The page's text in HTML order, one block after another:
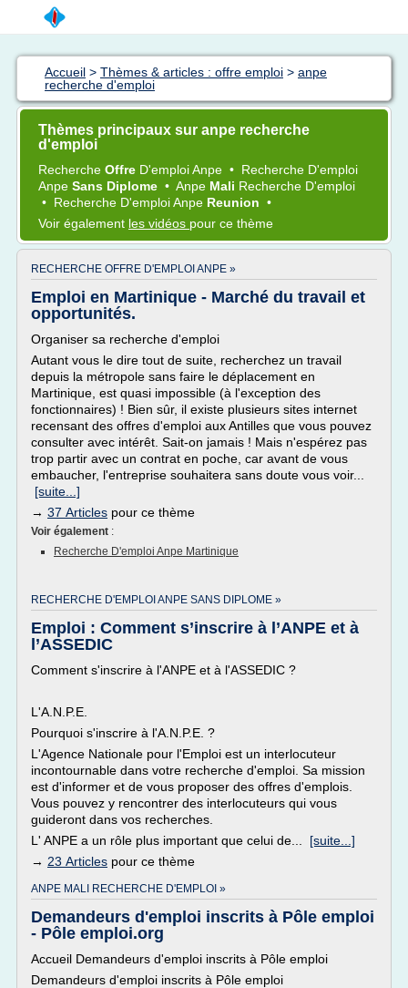
Accueil > Thèmes & articles : offre emploi > anpe
recherche d'emploi
Thèmes principaux sur anpe recherche
d'emploi
Recherche Offre D'emploi Anpe • Recherche D'emploi
Anpe Sans Diplome • Anpe Mali Recherche D'emploi
• Recherche D'emploi Anpe Reunion •
Voir également les vidéos pour ce thème
RECHERCHE OFFRE D'EMPLOI ANPE »
Emploi en Martinique - Marché du travail et
opportunités.
Organiser sa recherche d'emploi
Autant vous le dire tout de suite, recherchez un travail
depuis la métropole sans faire le déplacement en
Martinique, est quasi impossible (à l'exception des
fonctionnaires) ! Bien sûr, il existe plusieurs sites internet
recensant des offres d'emploi aux Antilles que vous pouvez
consulter avec intérêt. Sait-on jamais ! Mais n'espérez pas
trop partir avec un contrat en poche, car avant de vous
embaucher, l'entreprise souhaitera sans doute vous voir...
[suite...]
→ 37 Articles pour ce thème
Voir également :
Recherche D'emploi Anpe Martinique
RECHERCHE D'EMPLOI ANPE SANS DIPLOME »
Emploi : Comment s’inscrire à l’ANPE et à
l’ASSEDIC
Comment s'inscrire à l'ANPE et à l'ASSEDIC ?
L'A.N.P.E.
Pourquoi s'inscrire à l'A.N.P.E. ?
L'Agence Nationale pour l'Emploi est un interlocuteur
incontournable dans votre recherche d'emploi. Sa mission
est d'informer et de vous proposer des offres d'emplois.
Vous pouvez y rencontrer des interlocuteurs qui vous
guideront dans vos recherches.
L' ANPE a un rôle plus important que celui de... [suite...]
→ 23 Articles pour ce thème
ANPE MALI RECHERCHE D'EMPLOI »
Demandeurs d'emploi inscrits à Pôle emploi
- Pôle emploi.org
Accueil Demandeurs d'emploi inscrits à Pôle emploi
Demandeurs d'emploi inscrits à Pôle emploi